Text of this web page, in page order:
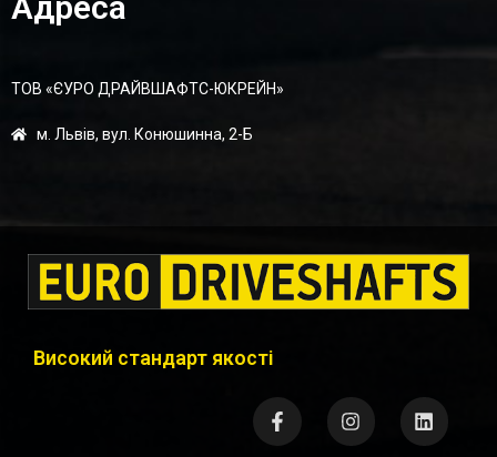
ТОВ «ЄУРО ДРАЙВШАФТC-ЮКРЕЙН»
м. Львів, вул. Конюшинна, 2-Б
Високий стандарт якості